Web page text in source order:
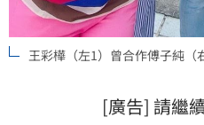
王彩樺（左1）曾合作傅子純（
[廣告] 請繼